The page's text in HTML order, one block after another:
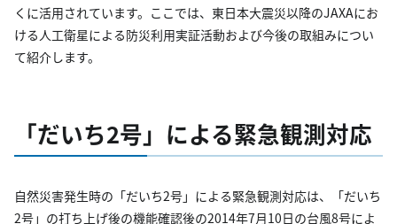
くに活用されています。ここでは、東日本大震災以降のJAXAにお
ける人工衛星による防災利用実証活動および今後の取組みについ
て紹介します。
「だいち2号」による緊急観測対応
自然災害発生時の「だいち2号」による緊急観測対応は、「だいち
2号」の打ち上げ後の機能確認後の2014年7月10日の台風8号によ